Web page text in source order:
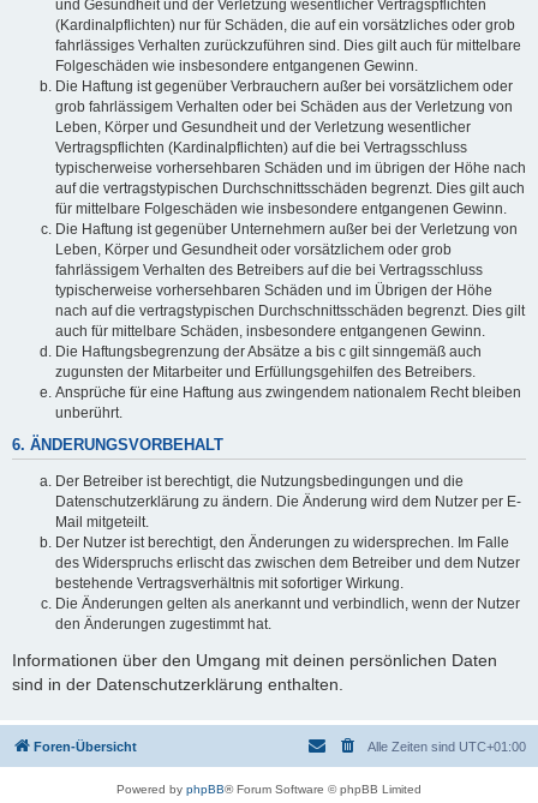
und Gesundheit und der Verletzung wesentlicher Vertragspflichten
(Kardinalpflichten) nur für Schäden, die auf ein vorsätzliches oder grob
fahrlässiges Verhalten zurückzuführen sind. Dies gilt auch für mittelbare
Folgeschäden wie insbesondere entgangenen Gewinn.
Die Haftung ist gegenüber Verbrauchern außer bei vorsätzlichem oder
grob fahrlässigem Verhalten oder bei Schäden aus der Verletzung von
Leben, Körper und Gesundheit und der Verletzung wesentlicher
Vertragspflichten (Kardinalpflichten) auf die bei Vertragsschluss
typischerweise vorhersehbaren Schäden und im übrigen der Höhe nach
auf die vertragstypischen Durchschnittsschäden begrenzt. Dies gilt auch
für mittelbare Folgeschäden wie insbesondere entgangenen Gewinn.
Die Haftung ist gegenüber Unternehmern außer bei der Verletzung von
Leben, Körper und Gesundheit oder vorsätzlichem oder grob
fahrlässigem Verhalten des Betreibers auf die bei Vertragsschluss
typischerweise vorhersehbaren Schäden und im Übrigen der Höhe
nach auf die vertragstypischen Durchschnittsschäden begrenzt. Dies gilt
auch für mittelbare Schäden, insbesondere entgangenen Gewinn.
Die Haftungsbegrenzung der Absätze a bis c gilt sinngemäß auch
zugunsten der Mitarbeiter und Erfüllungsgehilfen des Betreibers.
Ansprüche für eine Haftung aus zwingendem nationalem Recht bleiben
unberührt.
6. ÄNDERUNGSVORBEHALT
Der Betreiber ist berechtigt, die Nutzungsbedingungen und die
Datenschutzerklärung zu ändern. Die Änderung wird dem Nutzer per E-
Mail mitgeteilt.
Der Nutzer ist berechtigt, den Änderungen zu widersprechen. Im Falle
des Widerspruchs erlischt das zwischen dem Betreiber und dem Nutzer
bestehende Vertragsverhältnis mit sofortiger Wirkung.
Die Änderungen gelten als anerkannt und verbindlich, wenn der Nutzer
den Änderungen zugestimmt hat.
Informationen über den Umgang mit deinen persönlichen Daten
sind in der Datenschutzerklärung enthalten.
Foren-Übersicht Alle Zeiten sind UTC+01:00
Powered by phpBB® Forum Software © phpBB Limited